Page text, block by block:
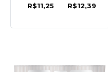
R$11,25
R$12,39